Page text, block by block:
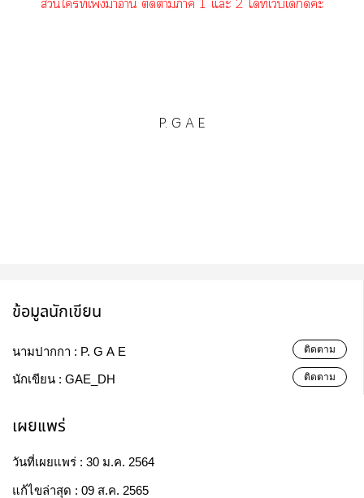
P. G A E
ข้อมูลนักเขียน
นามปากกา : P. G A E ติดตาม
นักเขียน : GAE_DH ติดตาม
เผยแพร่
วันที่เผยแพร่ : 30 ม.ค. 2564
แก้ไขล่าสุด : 09 ส.ค. 2565